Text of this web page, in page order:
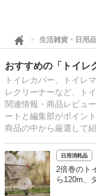
生活雑貨・日用品
おすすめの「トイレ
トイレカバー、トイレ
レクリーナーなど、ト
関連情報・商品レビュ
ートと編集部がポイン
商品の中から厳選して
日用消耗品
2倍巻のト
ら120m、